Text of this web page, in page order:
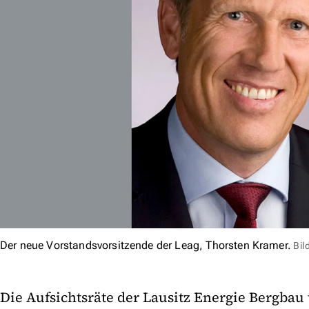
Der neue Vorstandsvorsitzende der Leag, Thorsten Kramer.
Die Aufsichtsräte der Lausitz Energie